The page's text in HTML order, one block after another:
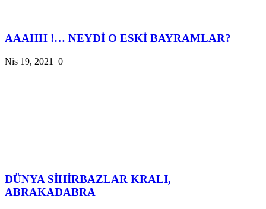
AAAHH !… NEYDİ O ESKİ BAYRAMLAR?
Nis 19, 2021 0
DÜNYA SİHİRBAZLAR KRALI,
ABRAKADABRA